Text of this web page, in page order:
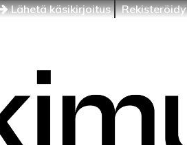
Lähetä käsikirjoitus Rekisteröidy